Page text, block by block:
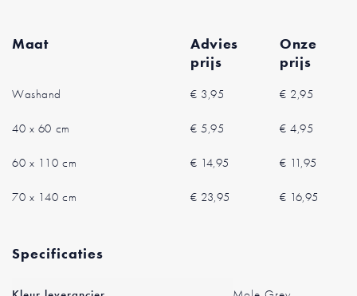
Maat
Advies
prijs
Onze
prijs
Washand € 3,95 € 2,95
40 x 60 cm € 5,95 € 4,95
60 x 110 cm € 14,95 € 11,95
70 x 140 cm € 23,95 € 16,95
Specificaties
Meer